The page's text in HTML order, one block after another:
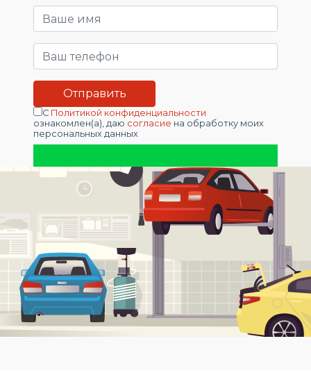
С Политикой конфиденциальности
ознакомлен(а), даю согласие на обработку моих
персональных данных